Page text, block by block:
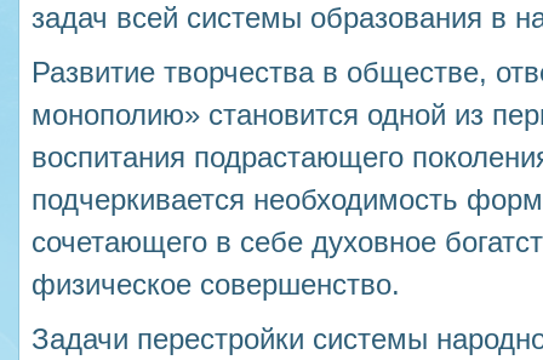
задач всей системы образования в
Развитие творчества в обществе,
монополию» становится одной из
воспитания подрастающего
подчеркивается необходимость
сочетающего в себе духовное
физическое совершенство.
Задачи перестройки системы